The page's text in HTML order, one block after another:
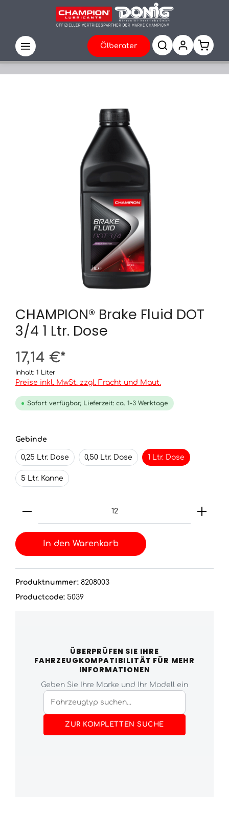
Ölberater
CHAMPION® Brake Fluid DOT
3/4 1 Ltr. Dose
17,14 €*
Inhalt: 1 Liter
Preise inkl. MwSt. zzgl. Fracht und Maut.
Sofort verfügbar, Lieferzeit: ca. 1-3 Werktage
Gebinde
0,25 Ltr. Dose 0,50 Ltr. Dose 1 Ltr. Dose
5 Ltr. Kanne
In den Warenkorb
Produktnummer: 8208003
Productcode: 5039
ÜBERPRÜFEN SIE IHRE
FAHRZEUGKOMPATIBILITÄT FÜR MEHR
INFORMATIONEN
Geben Sie Ihre Marke und Ihr Modell ein
ZUR KOMPLETTEN SUCHE